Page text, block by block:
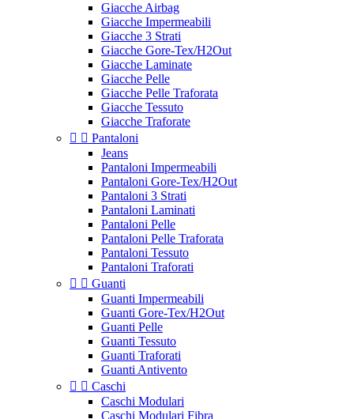
Giacche Airbag
Giacche Impermeabili
Giacche 3 Strati
Giacche Gore-Tex/H2Out
Giacche Laminate
Giacche Pelle
Giacche Pelle Traforata
Giacche Tessuto
Giacche Traforate
  Pantaloni
Jeans
Pantaloni Impermeabili
Pantaloni Gore-Tex/H2Out
Pantaloni 3 Strati
Pantaloni Laminati
Pantaloni Pelle
Pantaloni Pelle Traforata
Pantaloni Tessuto
Pantaloni Traforati
  Guanti
Guanti Impermeabili
Guanti Gore-Tex/H2Out
Guanti Pelle
Guanti Tessuto
Guanti Traforati
Guanti Antivento
  Caschi
Caschi Modulari
Caschi Modulari Fibra